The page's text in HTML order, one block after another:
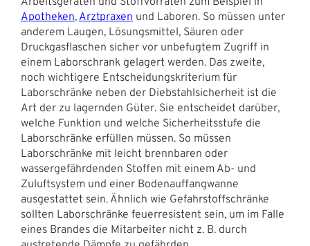
Apotheken,Arztpraxen und Laboren. So müssen unter
anderem Laugen, Lösungsmittel, Säuren oder
Druckgasflaschen sicher vor unbefugtem Zugriff in
einem Laborschrank gelagert werden. Das zweite,
noch wichtigere Entscheidungskriterium für
Laborschränke neben der Diebstahlsicherheit ist die
Art der zu lagernden Güter. Sie entscheidet darüber,
welche Funktion und welche Sicherheitsstufe die
Laborschränke erfüllen müssen. So müssen
Laborschränke mit leicht brennbaren oder
wassergefährdenden Stoffen mit einem Ab- und
Zuluftsystem und einer Bodenauffangwanne
ausgestattet sein. Ähnlich wie Gefahrstoffschränke
sollten Laborschränke feuerresistent sein, um im Falle
eines Brandes die Mitarbeiter nicht z. B. durch